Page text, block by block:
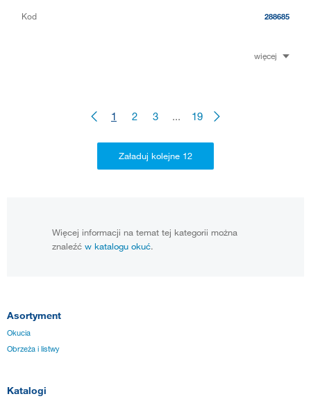
Kod 288685
więcej
1 2 3 ... 19
Więcej informacji na temat tej kategorii można
znaleźć w katalogu okuć.
Asortyment
Okucia
Obrzeża i listwy
Katalogi